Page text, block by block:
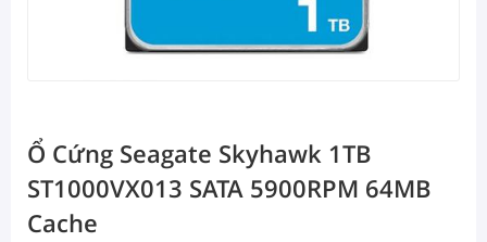
Ổ Cứng Seagate Skyhawk 1TB
ST1000VX013 SATA 5900RPM 64MB
Cache